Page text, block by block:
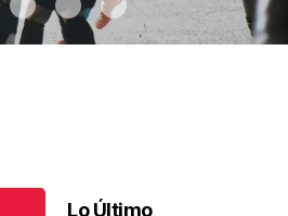
Lo Último